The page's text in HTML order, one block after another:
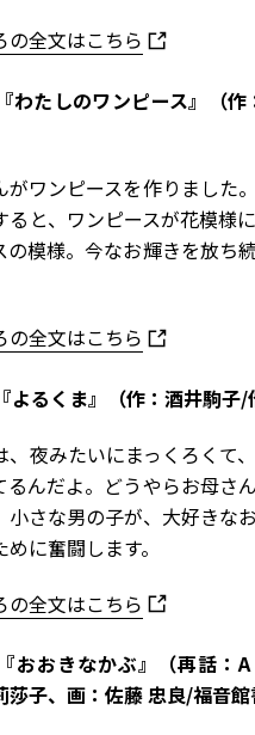
の全文はこちら
わたしのワンピース』（
がワンピースを作りました
ると、ワンピースが花模様
の模様。今なお輝きを放ち
の全文はこちら
よるくま』（作：酒井駒子/
、夜みたいにまっくろくて
るんだよ。どうやらお母さ
さな男の子が、大好きな
に奮闘します。
の全文はこちら
おおきなかぶ』（再話：A
子、画：佐藤 忠良/福音館